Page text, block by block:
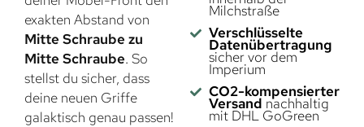
exakten Abstand von
Mitte Schraube zu
Mitte Schraube. So
stellst du sicher, dass
deine neuen Griffe
galaktisch genau passen!
Milchstraße
Verschlüsselte
Datenübertragung
sicher vor dem
Imperium
CO2-kompensierter
Versand nachhaltig
mit DHL GoGreen